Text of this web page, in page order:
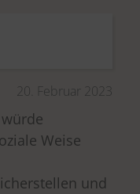
20. Februar 2023
Weise
und